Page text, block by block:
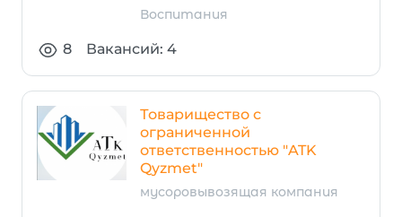
Воспитания
8 Вакансий: 4
Товарищество с
ограниченной
ответственностью "ATK
Qyzmet"
мусоровывозящая компания